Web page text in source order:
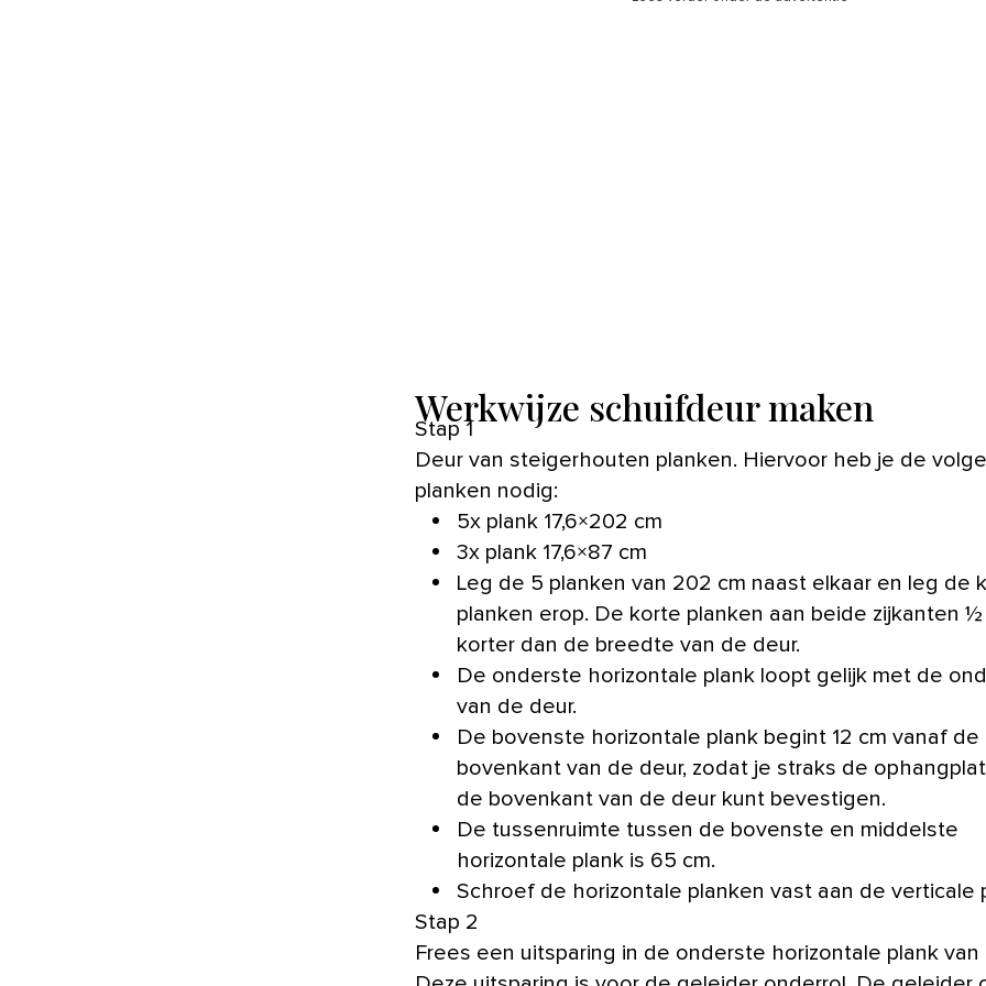
Werkwijze schuifdeur maken
Stap 1
Deur van steigerhouten planken. Hiervoor heb je de
planken nodig:
5x plank 17,6×202 cm
3x plank 17,6×87 cm
Leg de 5 planken van 202 cm naast elkaar en leg de
planken erop. De korte planken aan beide zijkanten ½
korter dan de breedte van de deur.
De onderste horizontale plank loopt gelijk met de
van de deur.
De bovenste horizontale plank begint 12 cm vanaf de
bovenkant van de deur, zodat je straks de
de bovenkant van de deur kunt bevestigen.
De tussenruimte tussen de bovenste en middelste
horizontale plank is 65 cm.
Schroef de horizontale planken vast aan de verticale
Stap 2
Frees een uitsparing in de onderste horizontale plank van